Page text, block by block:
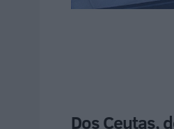
Dos Ceutas,